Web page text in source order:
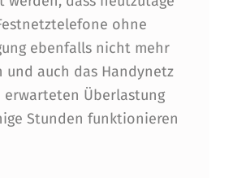
ohne
ebenfalls nicht mehr
auch das Handynetz
erwarteten Überlastung
Stunden funktionieren